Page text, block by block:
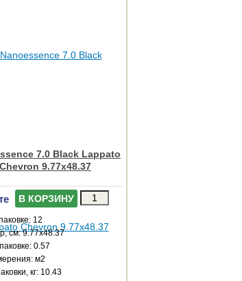
7.0 Black Lappato
Chevron 9.77x48.37
В КОРЗИНУ
12
см: 9.77x48.37
0.57
м2
кг: 10.43